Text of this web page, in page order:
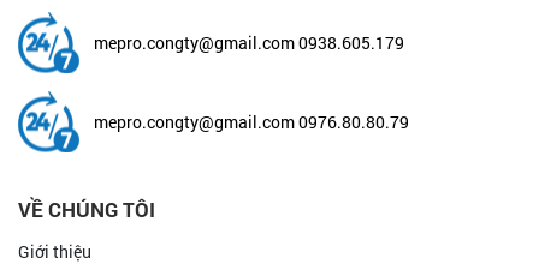
mepro.congty@gmail.com0938.605.179
mepro.congty@gmail.com0976.80.80.79
VỀ CHÚNG TÔI
Giới thiệu